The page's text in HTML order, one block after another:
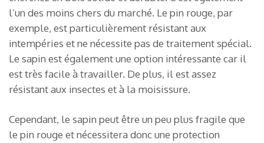
l’un des moins chers du marché. Le pin rouge, par
exemple, est particulièrement résistant aux
intempéries et ne nécessite pas de traitement spécial.
Le sapin est également une option intéressante car il
est très facile à travailler. De plus, il est assez
résistant aux insectes et à la moisissure.
Cependant, le sapin peut être un peu plus fragile que
le pin rouge et nécessitera donc une protection